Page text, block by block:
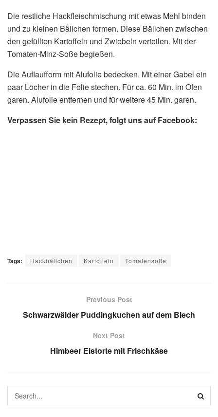
Die restliche Hackfleischmischung mit etwas Mehl binden
und zu kleinen Bällchen formen. Diese Bällchen zwischen
den gefüllten Kartoffeln und Zwiebeln verteilen. Mit der
Tomaten-Minz-Soße begießen.
Die Auflaufform mit Alufolie bedecken. Mit einer Gabel ein
paar Löcher in die Folie stechen. Für ca. 60 Min. im Ofen
garen. Alufolie entfernen und für weitere 45 Min. garen.
Verpassen Sie kein Rezept, folgt uns auf Facebook:
Tags: Hackbällchen Kartoffeln Tomatensoße
Previous Post
Schwarzwälder Puddingkuchen auf dem Blech
Next Post
Himbeer Eistorte mit Frischkäse